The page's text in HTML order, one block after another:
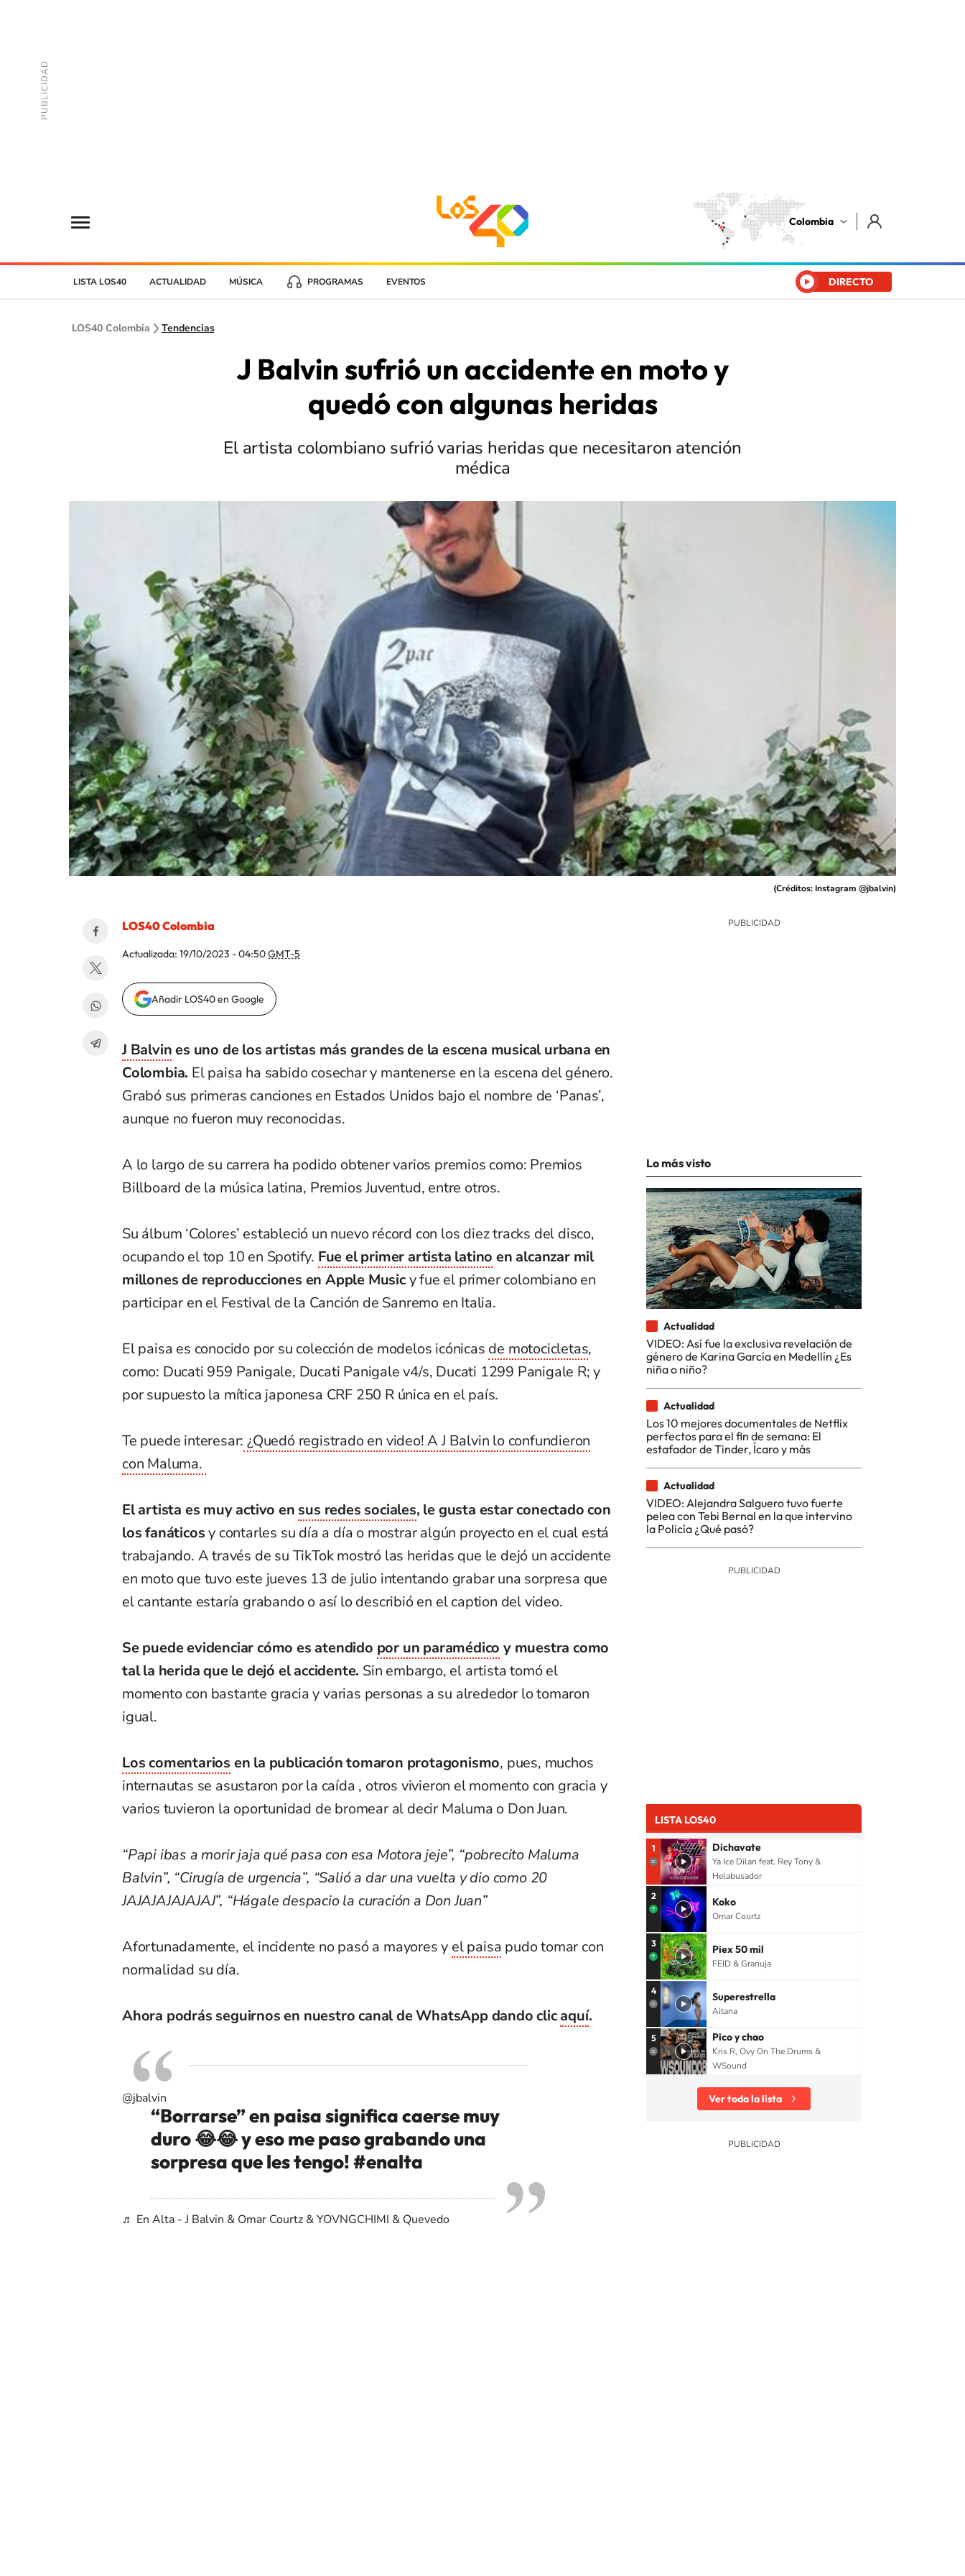
Colombia
LISTA LOS40 ACTUALIDAD MÚSICA PROGRAMAS EVENTOS DIRECTO
LOS40 Colombia Tendencias
J Balvin sufrió un accidente en moto y
quedó con algunas heridas
El artista colombiano sufrió varias heridas que necesitaron atención
médica
(Créditos: Instagram @jbalvin)
LOS40 Colombia
Actualizada: 19/10/2023 - 04:50GMT-5
Añadir LOS40 en Google
J Balvines uno de los artistas más grandes de la escena musical urbana en
Colombia. El paisa ha sabido cosechar y mantenerse en la escena del género.
Grabó sus primeras canciones en Estados Unidos bajo el nombre de ‘Panas’,
aunque no fueron muy reconocidas.
A lo largo de su carrera ha podido obtener varios premios como: Premios
Billboard de la música latina, Premios Juventud, entre otros.
Su álbum ‘Colores’ estableció un nuevo récord con los diez tracks del disco,
ocupando el top 10 en Spotify. Fue el primer artista latino en alcanzar mil
millones de reproducciones en Apple Musicy fue el primer colombiano en
participar en el Festival de la Canción de Sanremo en Italia.
El paisa es conocido por su colección de modelos icónicas de motocicletas,
como: Ducati 959 Panigale, Ducati Panigale v4/s, Ducati 1299 Panigale R; y
por supuesto la mítica japonesa CRF 250 R única en el país.
Te puede interesar: ¿Quedó registrado en video! A J Balvin lo confundieron
con Maluma.
El artista es muy activo en sus redes sociales, le gusta estar conectado con
los fanáticosy contarles su día a día o mostrar algún proyecto en el cual está
trabajando. A través de su TikTok mostró las heridas que le dejó un accidente
en moto que tuvo este jueves 13 de julio intentando grabar una sorpresa que
el cantante estaría grabando o así lo describió en el caption del video.
Se puede evidenciar cómo es atendido por un paramédico y muestra como
tal la herida que le dejó el accidente. Sin embargo, el artista tomó el
momento con bastante gracia y varias personas a su alrededor lo tomaron
igual.
Los comentarios en la publicación tomaron protagonismo, pues, muchos
internautas se asustaron por la caída , otros vivieron el momento con gracia y
varios tuvieron la oportunidad de bromear al decir Maluma o Don Juan.
“Papi ibas a morir jaja qué pasa con esa Motora jeje”, “pobrecito Maluma
Balvin”, “Cirugía de urgencia”, “Salió a dar una vuelta y dio como 20
JAJAJAJAJAJAJ”, “Hágale despacio la curación a Don Juan”
Afortunadamente, el incidente no pasó a mayores y el paisa pudo tomar con
normalidad su día.
Ahora podrás seguirnos en nuestro canal de WhatsApp dando clicaquí.
@jbalvin
“Borrarse” en paisa significa caerse muy
duro 😂😂 y eso me paso grabando una
sorpresa que les tengo!#enalta
♬ En Alta - J Balvin & Omar Courtz & YOVNGCHIMI & Quevedo
Lo más visto
Actualidad
VIDEO: Así fue la exclusiva revelación de
género de Karina García en Medellín ¿Es
niña o niño?
Actualidad
Los 10 mejores documentales de Netflix
perfectos para el fin de semana: El
estafador de Tinder, Ícaro y más
Actualidad
VIDEO: Alejandra Salguero tuvo fuerte
pelea con Tebi Bernal en la que intervino
la Policía ¿Qué pasó?
LISTA LOS40
1 Dichavate
Ya Ice Dilan feat. Rey Tony &
Helabusador
2 Koko
Omar Courtz
3 Piex 50 mil
FEID & Granuja
4 Superestrella
Aitana
5 Pico y chao
Kris R, Ovy On The Drums &
WSound
Ver toda la lista